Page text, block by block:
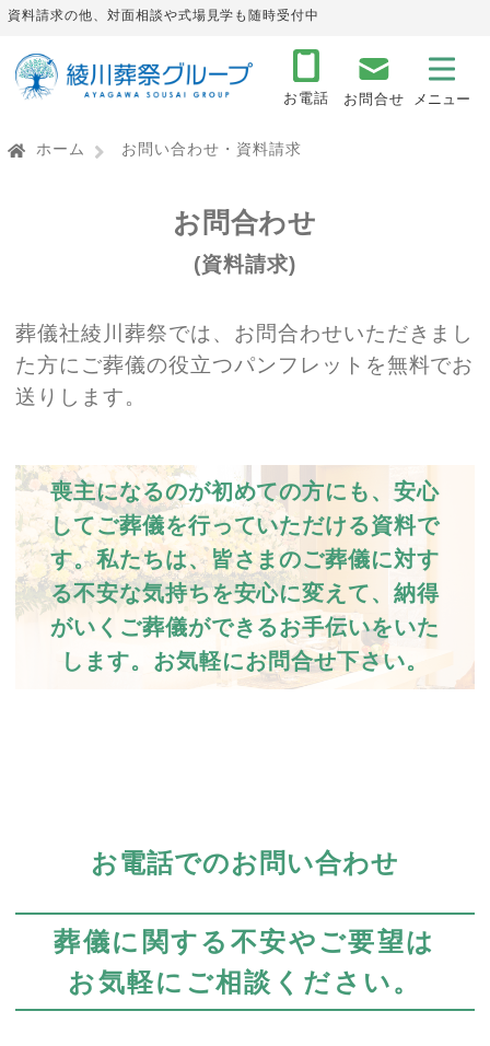
資料請求の他、対面相談や式場見学も随時受付中
お電話 お問合せ
ホーム お問い合わせ・資料請求
お問合わせ
(資料請求)
葬儀社綾川葬祭では、お問合わせいただきまし
た方にご葬儀の役立つパンフレットを無料でお
送りします。
喪主になるのが初めての方にも、安心
してご葬儀を行っていただける資料で
す。私たちは、皆さまのご葬儀に対す
る不安な気持ちを安心に変えて、納得
がいくご葬儀ができるお手伝いをいた
します。お気軽にお問合せ下さい。
お電話でのお問い合わせ
葬儀に関する不安やご要望は
お気軽にご相談ください。